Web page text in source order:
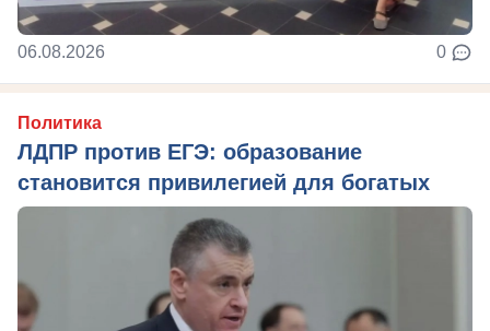
06.08.2026 0
Политика
ЛДПР против ЕГЭ: образование
становится привилегией для богатых